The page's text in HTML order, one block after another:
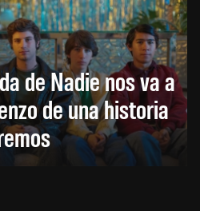
de Nadie nos va a
de una historia